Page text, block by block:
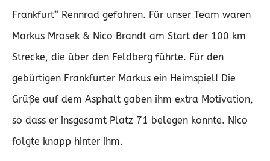
Frankfurt“ Rennrad gefahren. Für unser Team waren
Markus Mrosek & Nico Brandt am Start der 100 km
Strecke, die über den Feldberg führte. Für den
gebürtigen Frankfurter Markus ein Heimspiel! Die
Grüße auf dem Asphalt gaben ihm extra Motivation,
so dass er insgesamt Platz 71 belegen konnte. Nico
folgte knapp hinter ihm.